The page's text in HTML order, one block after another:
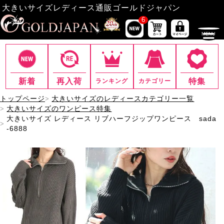
大きいサイズレディース通販ゴールドジャパン
6
新着 再入荷 ランキング カテゴリー 特集
トップページ
大きいサイズのレディースカテゴリー一覧
大きいサイズのワンピース特集
大きいサイズ レディース リブハーフジップワンピース sada
-6888